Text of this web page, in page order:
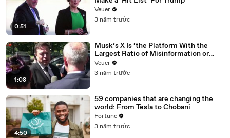
0:51
Veuer
3 năm trước
1:08
Musk’s X Is ‘the Platform With the
Largest Ratio of Misinformation or
Disinformation’ Amongst All Social
Media Platforms
Veuer
3 năm trước
4:50
59 companies that are changing the
world: From Tesla to Chobani
Fortune
3 năm trước